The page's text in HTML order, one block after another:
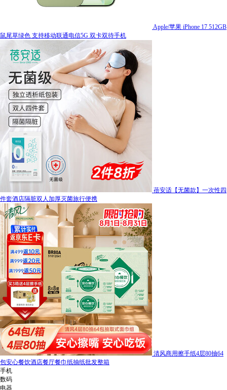
Apple/苹果 iPhone 17 512GB
鼠尾草绿色 支持移动联通电信5G 双卡双待手机
蓓安适【无菌款】一次性四
件套酒店隔脏双人加厚灭菌旅行便携
清风商用擦手纸4层80抽64
包安心餐饮酒店餐厅餐巾纸抽纸批发整箱
手机
数码
电器